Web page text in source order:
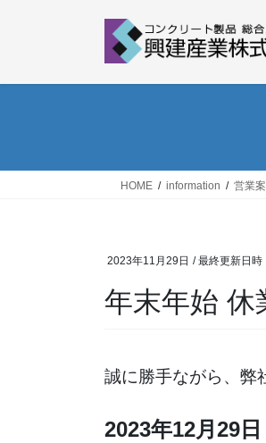
HOME information 営業
2023年11月29日 / 最終更新日時
年末年始 休
誠に勝手ながら、弊
2023年12月29日